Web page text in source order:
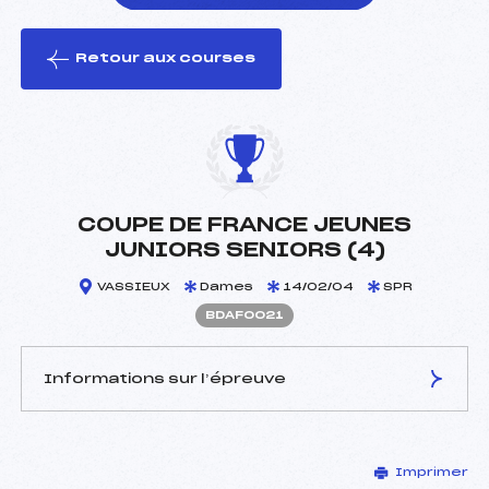
le ski
Retour aux courses
COUPE DE FRANCE JEUNES
JUNIORS SENIORS (4)
VASSIEUX Dames 14/02/04 SPR
BDAF0021
Informations sur l’épreuve
MOREAU JEAN LOUIS (AP)
Imprimer